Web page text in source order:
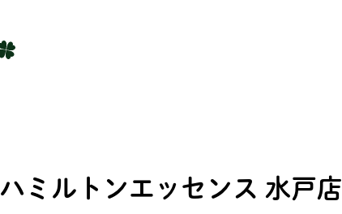
ハミルトンエッセンス 水戸店